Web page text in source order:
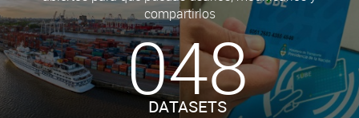
compartirlos
048
DATASETS